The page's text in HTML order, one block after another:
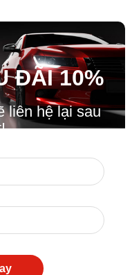
ĐÃI10%
liên hệ lại sau